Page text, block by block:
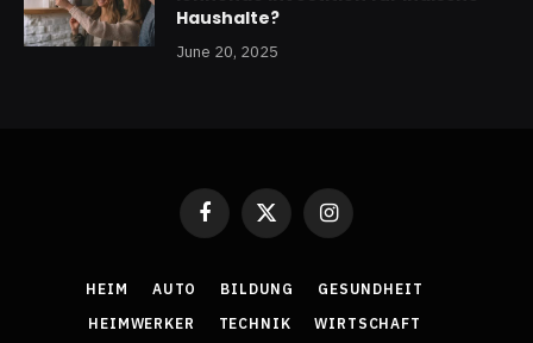
Haushalte?
June 20, 2025
Facebook
X
(Twitter)
Instagram
HEIM AUTO BILDUNG
GESUNDHEIT
HEIMWERKER
TECHNIK WIRTSCHAFT